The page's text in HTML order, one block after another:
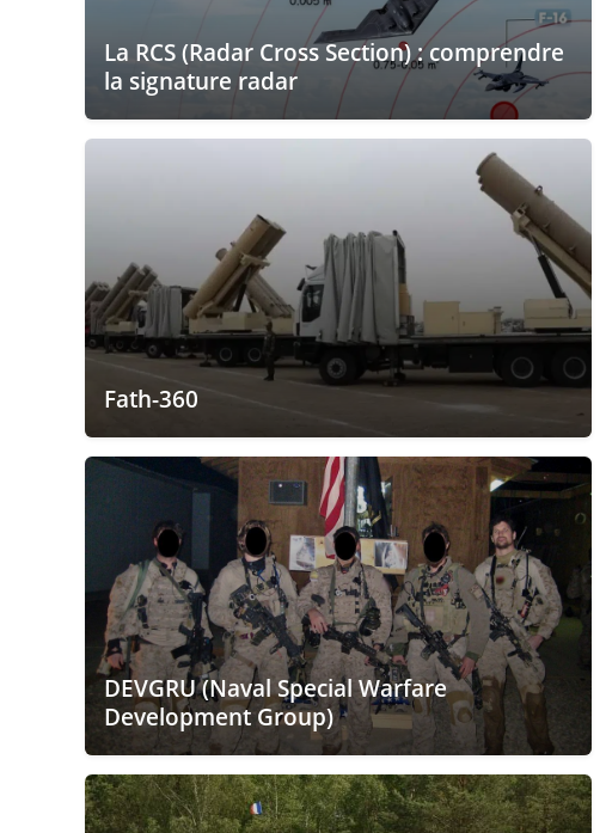
La RCS (Radar Cross Section) : comprendre
la signature radar
Fath-360
DEVGRU (Naval Special Warfare
Development Group)